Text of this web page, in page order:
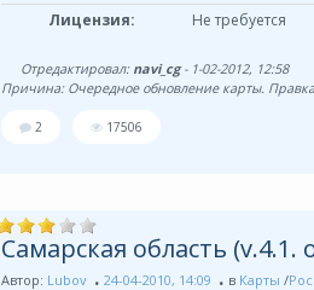
Лицензия:
Не требуется
Отредактировал: navi_cg- 1-02-2012, 12:58
Причина: Очередное обновление карты.
2 17506
Самарская область (v.4.1.
Автор: Lubov 24-04-2010, 14:09 в Карты /